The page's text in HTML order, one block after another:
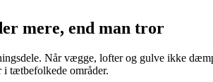
mere, end man tror
Når vægge, lofter og gulve ikke
tætbefolkede områder.